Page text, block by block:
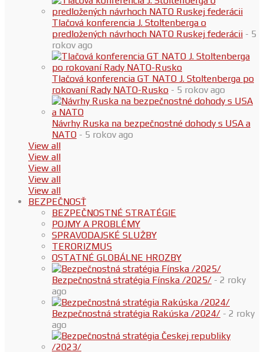
Tlačová konferencia J. Stoltenberga o
predložených návrhoch NATO Ruskej federácii - 5
rokov ago
Tlačová konferencia GT NATO J. Stoltenberga po
rokovaní Rady NATO-Rusko - 5 rokov ago
Návrhy Ruska na bezpečnostné dohody s USA a
NATO - 5 rokov ago
View all
View all
View all
View all
View all
BEZPEČNOSŤ
BEZPEČNOSTNÉ STRATÉGIE
POJMY A PROBLÉMY
SPRAVODAJSKÉ SLUŽBY
TERORIZMUS
OSTATNÉ GLOBÁLNE HROZBY
Bezpečnostná stratégia Fínska /2025/ - 2 roky
ago
Bezpečnostná stratégia Rakúska /2024/ - 2 roky
ago